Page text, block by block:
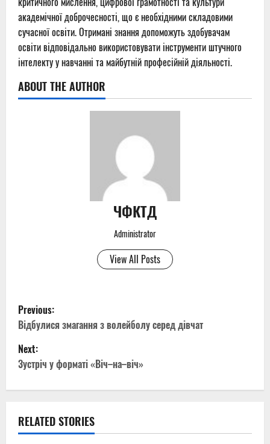
академічної доброчесності, що є необхідними складовими
сучасної освіти. Отримані знання допоможуть здобувачам
освіти відповідально використовувати інструменти штучного
інтелекту у навчанні та майбутній професійній діяльності.
ABOUT THE AUTHOR
ЧФКТД
Administrator
View All Posts
P
o
s
a
Previous:
Відбулися змагання з волейболу серед дівчат
Next:
Зустріч у форматі «Віч–на–віч»
RELATED STORIES